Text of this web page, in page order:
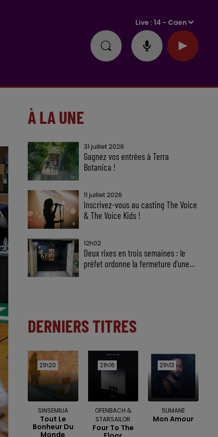
Live :14 - Caen
À LA UNE
31 juillet 2026
Gagnez vos entrées à Terra
Botanica !
11 juillet 2026
Inscrivez-vous au casting The Voice
& The Voice Kids !
12h02
Deux rixes en trois semaines : le
préfet ordonne la fermeture d'une...
DERNIERS TITRES
21h20
21h20
SINSEMILIA
Tout Le
Bonheur Du
Monde
21h16
21h16
OFENBACH &
STARSAILOR
Four To The
21h13
21h13
SLIMANE
Mon Amour